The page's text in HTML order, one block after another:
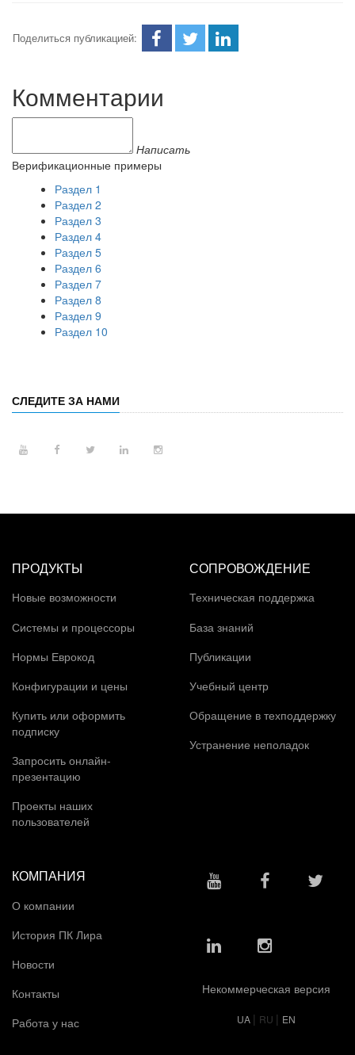
Поделиться публикацией:
Комментарии
Написать
Верификационные примеры
Раздел 1
Раздел 2
Раздел 3
Раздел 4
Раздел 5
Раздел 6
Раздел 7
Раздел 8
Раздел 9
Раздел 10
СЛЕДИТЕ ЗА НАМИ
ПРОДУКТЫ
Новые возможности
Системы и процессоры
Нормы Еврокод
Конфигурации и цены
Купить или оформить
подписку
Запросить онлайн-
презентацию
Проекты наших
пользователей
СОПРОВОЖДЕНИЕ
Техническая поддержка
База знаний
Публикации
Учебный центр
Обращение в техподдержку
Устранение неполадок
КОМПАНИЯ
О компании
История ПК Лира
Новости
Контакты
Работа у нас
Некоммерческая версия
UA | RU | EN